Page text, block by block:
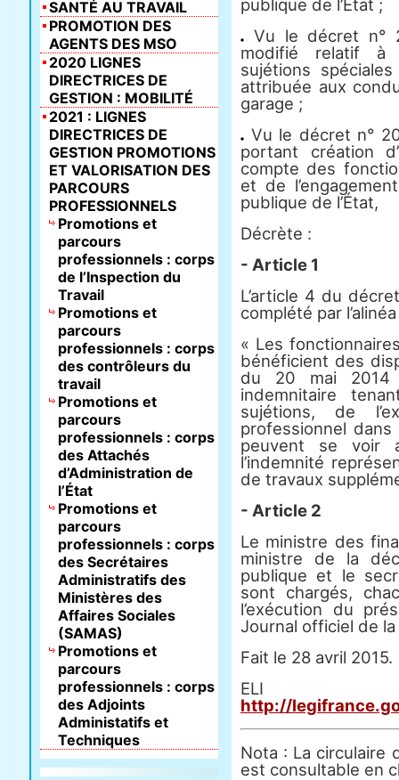
publique de l’État ;
Vu le décret n°
modifié relatif à
sujétions
attribuée aux
garage ;
Vu le décret n°
portant création
compte des
et de
publique de l’État,
Décrète :
- Article 1
L’article 4 du
complété par
« Les
bénéficient des
du 20 mai 2014
indemnitaire
sujétions, de
professionnel
peuvent se voir
l’indemnité
de travaux
- Article 2
Le ministre des
ministre de la
publique et le
sont chargés,
l’exécution du
Journal officiel de
Fait le 28 avril 2015.
http://
Nota : La circulaire
est consultable en
SANTÉ AU TRAVAIL
PROMOTION DES
AGENTS DES MSO
2020 LIGNES
DIRECTRICES DE
GESTION : MOBILITÉ
2021 : LIGNES
DIRECTRICES DE
GESTION PROMOTIONS
ET VALORISATION DES
PARCOURS
PROFESSIONNELS
Promotions et
parcours
professionnels : corps
de l’Inspection du
Travail
Promotions et
parcours
professionnels : corps
des contrôleurs du
travail
Promotions et
parcours
professionnels : corps
des Attachés
d’Administration de
l’État
Promotions et
parcours
professionnels : corps
des Secrétaires
Administratifs des
Ministères des
Affaires Sociales
(SAMAS)
Promotions et
parcours
professionnels : corps
des Adjoints
Administatifs et
Techniques